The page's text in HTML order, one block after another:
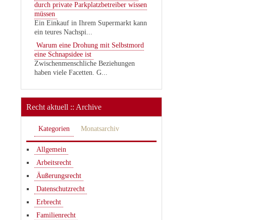
durch private Parkplatzbetreiber wissen
müssen
Ein Einkauf in Ihrem Supermarkt kann
ein teures Nachspi...
Warum eine Drohung mit Selbstmord
eine Schnapsidee ist
Zwischenmenschliche Beziehungen
haben viele Facetten. G...
Recht aktuell :: Archive
Kategorien Monatsarchiv
Allgemein
Arbeitsrecht
Äußerungsrecht
Datenschutzrecht
Erbrecht
Familienrecht